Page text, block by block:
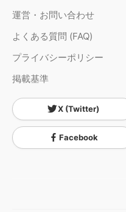
運営・お問い合わせ
よくある質問 (FAQ)
プライバシーポリシー
掲載基準
X (Twitter)
Facebook